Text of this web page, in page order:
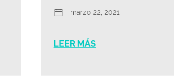
marzo 22, 2021
LEER MÁS